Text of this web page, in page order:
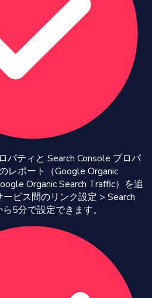
パティと Search Console プロパ
レポート（Google Organic
Organic Search Traffic）を追
ビス間のリンク設定 > Search
5分で設定できます。